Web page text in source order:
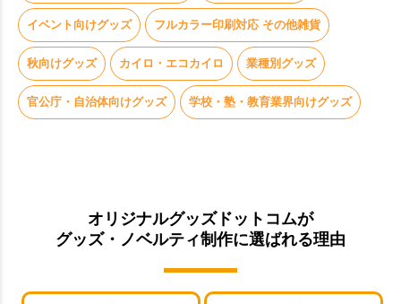
イベント向けグッズ フルカラー印刷対応 その他雑貨
秋向けグッズ カイロ・エコカイロ 業種別グッズ
官公庁・自治体向けグッズ 学校・塾・教育業界向けグッズ
オリジナルグッズドットコムが
グッズ・ノベルティ制作に選ばれる理由